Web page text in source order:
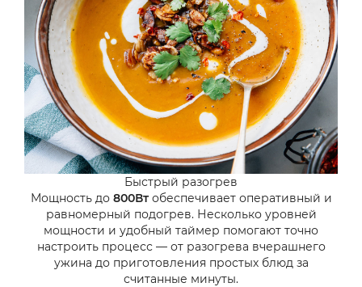
Быстрый разогрев
Мощность до 800Втобеспечивает оперативный и
равномерный подогрев. Несколько уровней
мощности и удобный таймер помогают точно
настроить процесс — от разогрева вчерашнего
ужина до приготовления простых блюд за
считанные минуты.